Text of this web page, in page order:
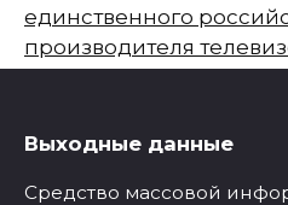
единственного
производителя
Выходные данные
Средство массовой